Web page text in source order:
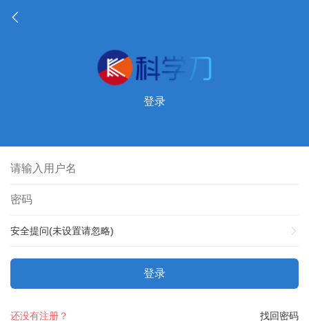
登录
安全提问(未设置请忽略)
登录
找回密码
还没有注册？